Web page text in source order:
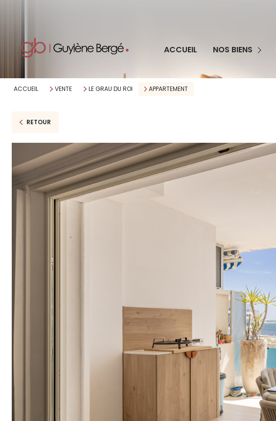
ACCUEIL NOS BIENS
Programmes Neufs
ACCUEIL VENTE LE GRAU DU ROI APPARTEMENT
RETOUR